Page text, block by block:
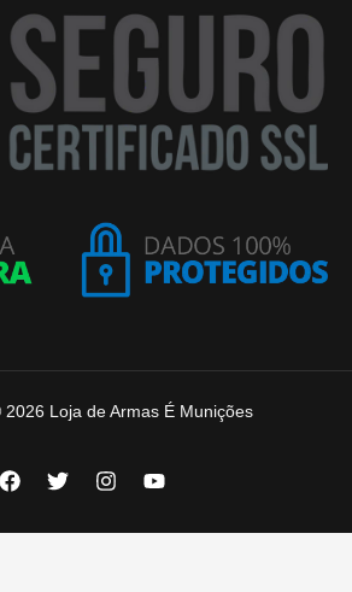
Loja de Armas É Munições